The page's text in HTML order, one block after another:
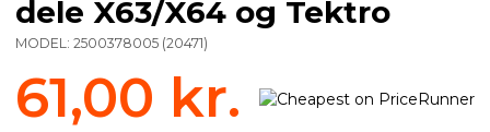
dele X63/X64 og Tektro
MODEL: 2500378005 (20471)
61,00 kr.